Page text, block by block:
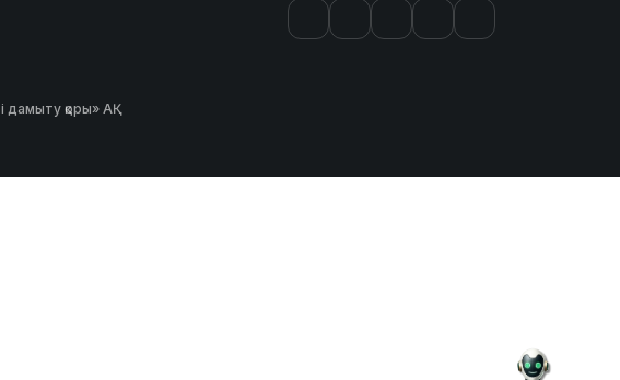
дамыту қоры» АҚ